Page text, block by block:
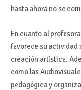
hasta ahora no se
En cuanto al
favorece su actividad
creación artística.
como las
pedagógica y